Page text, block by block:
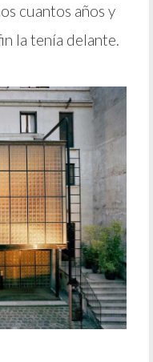
cuantos años y
la tenía delante.